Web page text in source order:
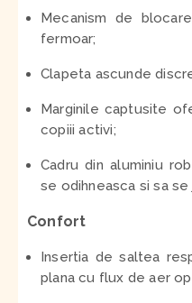
Mecanism de
fermoar;
Clapeta ascunde
Marginile captusite
copiii activi;
Cadru din aluminiu
se odihneasca si sa
Confort
Insertia de saltea
plana cu flux de aer